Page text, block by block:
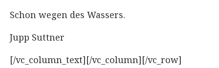
Schon wegen des Wassers.
Jupp Suttner
[/vc_column_text][/vc_column][/vc_row]